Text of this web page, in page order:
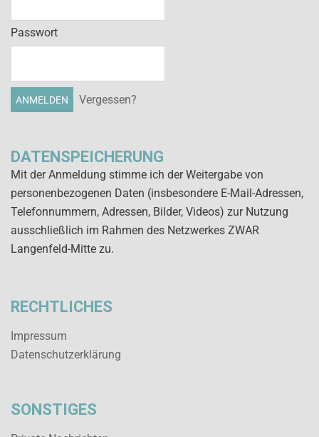
Passwort
Vergessen?
DATENSPEICHERUNG
Mit der Anmeldung stimme ich der Weitergabe von
personenbezogenen Daten (insbesondere E-Mail-Adressen,
Telefonnummern, Adressen, Bilder, Videos) zur Nutzung
ausschließlich im Rahmen des Netzwerkes ZWAR
Langenfeld-Mitte zu.
RECHTLICHES
Impressum
Datenschutz­erklärung
SONSTIGES